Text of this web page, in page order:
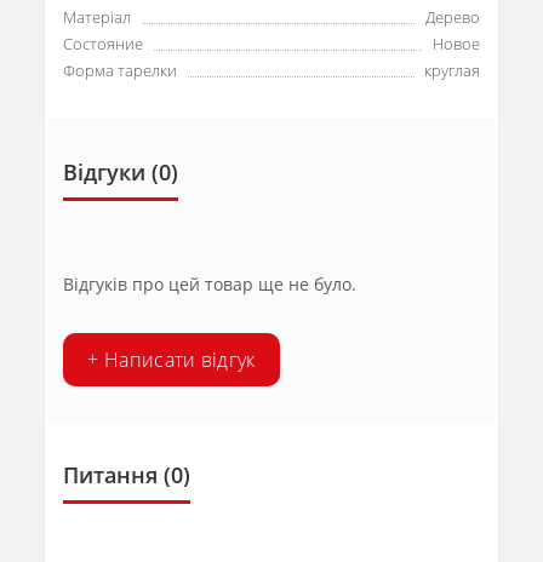
Матеріал
Дерево
Состояние
Новое
Форма тарелки
круглая
Відгуки (0)
Відгуків про цей товар ще не було.
+ Написати відгук
Питання (0)